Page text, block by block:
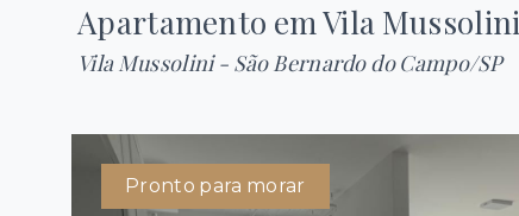
Apartamento em Vila
Vila Mussolini - São Bernardo do Campo/SP
Pronto para morar